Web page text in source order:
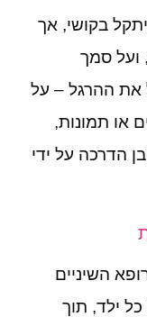
בקושי, אך
ועל סמך
את ההרגל – על
או תמונות,
הדרכה על ידי
השיניים
ילד, תוך